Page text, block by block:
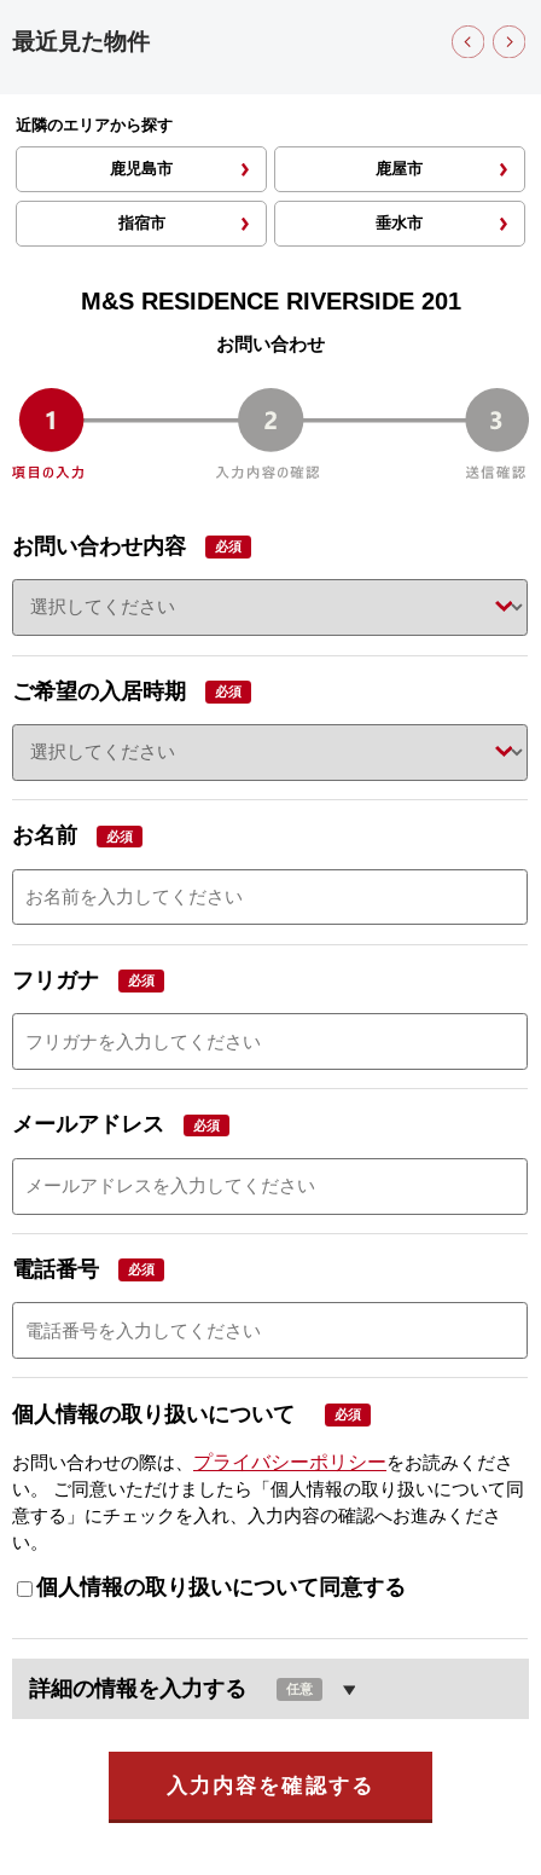
最近見た物件
近隣のエリアから探す
鹿児島市 鹿屋市
指宿市 垂水市
M&S RESIDENCE RIVERSIDE 201
お問い合わせ
お問い合わせ内容 必須
ご希望の入居時期 必須
お名前 必須
フリガナ 必須
メールアドレス 必須
電話番号 必須
個人情報の取り扱いについて 必須
お問い合わせの際は、 プライバシーポリシーをお読みくださ
い。
ご同意いただけましたら「個人情報の取り扱いについて同
意する」にチェックを入れ、入力内容の確認へお進みくださ
い。
個人情報の取り扱いについて同意する
詳細の情報を入力する 任意
入力内容を確認する